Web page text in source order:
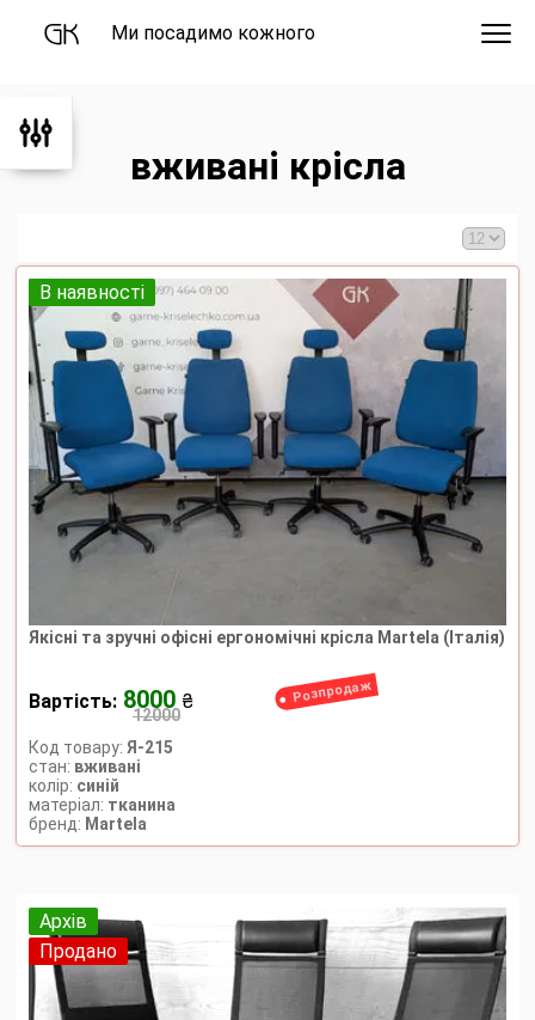
Ми посадимо кожного
вживані крісла
В наявності
Якісні та зручні офісні ергономічні крісла Martela (Італія)
Вартість:
12000
8000 ₴ Розпродаж
Код товару: Я-215
стан: вживані
колір: синій
матеріал: тканина
бренд: Martela
Продано
Архів